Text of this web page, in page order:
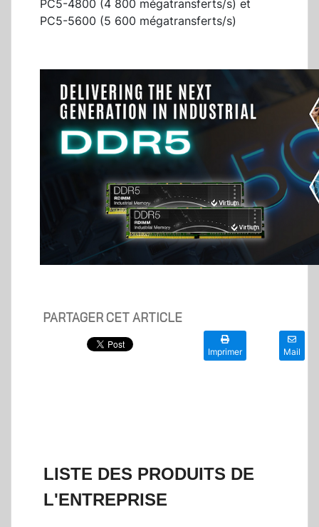
PC5-4800 (4 800 mégatransferts/s) et
PC5-5600 (5 600 mégatransferts/s)
PARTAGER CET ARTICLE
Imprimer Mail
LISTE DES PRODUITS DE
L'ENTREPRISE